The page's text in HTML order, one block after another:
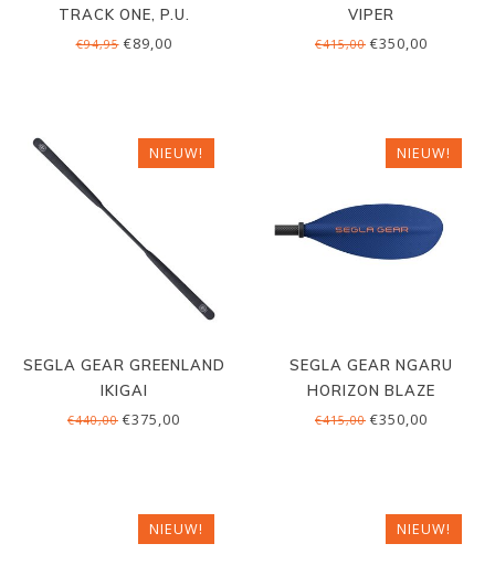
TRACK ONE, P.U.
€94,95€89,00
VIPER
€415,00 €350,00
NIEUW!
SEGLA GEAR GREENLAND
IKIGAI
€440,00 €375,00
NIEUW!
SEGLA GEAR NGARU
HORIZON BLAZE
€415,00 €350,00
NIEUW! NIEUW!